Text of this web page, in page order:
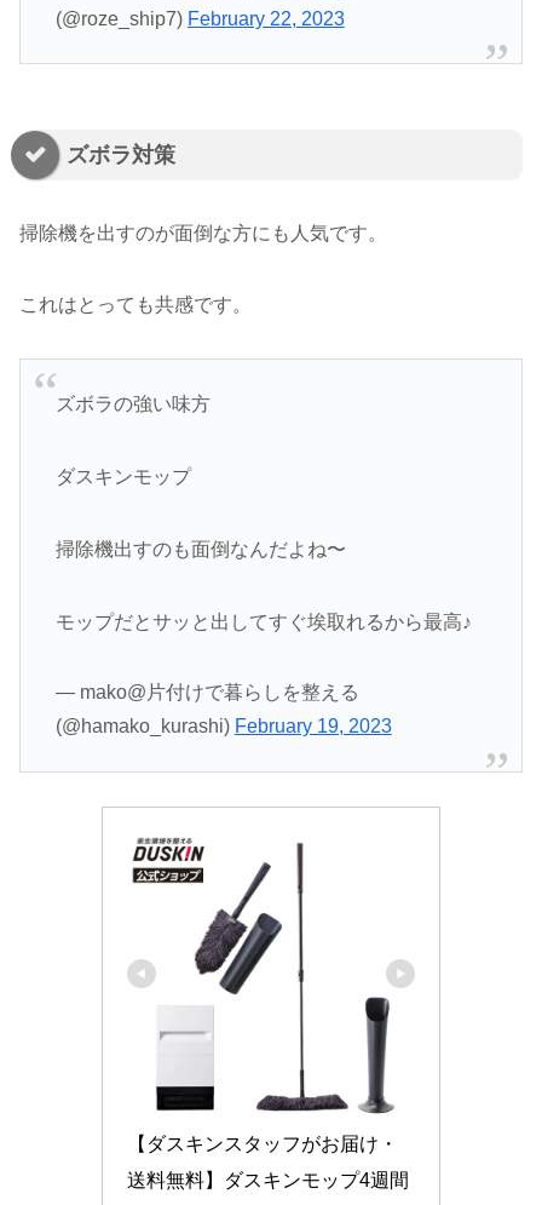
(@roze_ship7) February 22, 2023
ズボラ対策
掃除機を出すのが面倒な方にも人気です。
これはとっても共感です。
ズボラの強い味方
ダスキンモップ
掃除機出すのも面倒なんだよね〜
モップだとサッと出してすぐ埃取れるから最高♪
— mako@片付けで暮らしを整える
(@hamako_kurashi) February 19, 2023
【ダスキンスタッフがお届け・
送料無料】ダスキンモップ4週間